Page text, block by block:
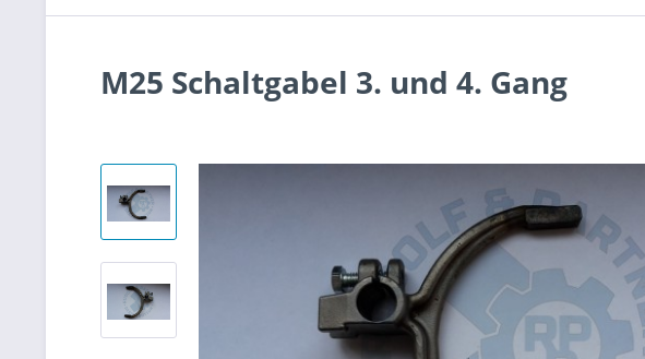
M25 Schaltgabel 3. und 4. Gang